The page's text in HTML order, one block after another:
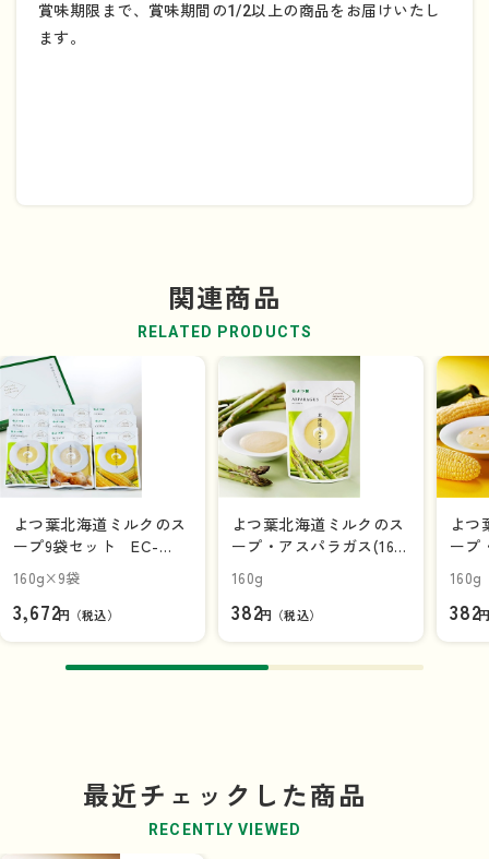
賞味期限まで、賞味期間の1/2以上の商品をお届けいたし
ます。
関連商品
RELATED PRODUCTS
よつ葉北海道ミルクのス
ープ9袋セット EC-
B【ギフトセット】
160g×9袋
3,672円（税込）
よつ葉北海道ミルクのス
ープ・アスパラガス(160
160g
382円（税込）
よつ
ープ
160g
382
最近チェックした商品
RECENTLY VIEWED